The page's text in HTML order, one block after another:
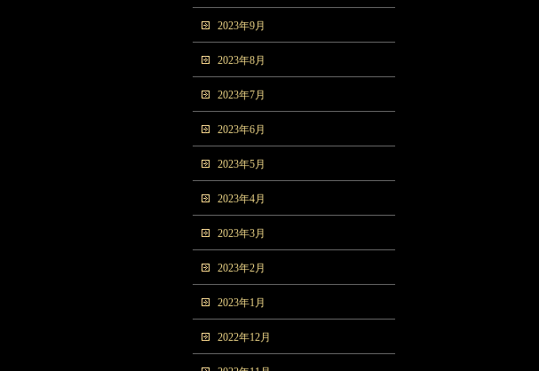
2023年9月
2023年8月
2023年7月
2023年6月
2023年5月
2023年4月
2023年3月
2023年2月
2023年1月
2022年12月